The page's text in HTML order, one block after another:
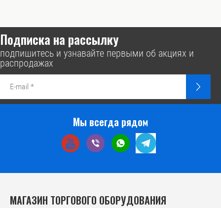
Подписка на рассылку
подпишитесь и узнавайте первыми об акциях и
распродажах
Мы всегда рядом
МАГАЗИН ТОРГОВОГО ОБОРУДОВАНИЯ